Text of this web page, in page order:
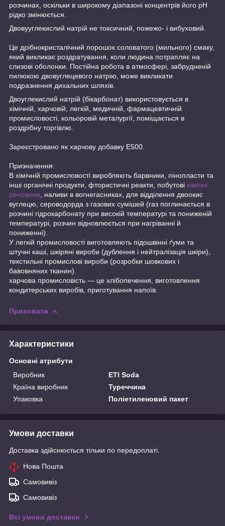
розчинах, оскільки в широкому діапазоні концентрів його pH
рідко змінюється.
Двовууглекислий натрій не токсичний, пожежо- і вибуховий.
Це дрібнокристалічний порошок соловатого (мильного) смаку,
який викликає роздратування, коли людина потрапляє на
слизові оболонки. Постійна робота в атмосфері, забрудненій
пилюкою двовуглецевого натрію, може викликати
подразнення дихальних шляхів.
Двоуглекислий натрій (бікарбонат) використовується в
хімічній, харчовій, легкій, медичній, фармацевтичній
промисловості, кольоровій металургії, поміщається в
роздрібну торгівлю.
Зареєстровано як харчову добавку E500.
Призначення:
В хімічній промисловості виробляють барвники, пінопласти та
інші органічні продукти, фтористичні реакти, побутові хімічні
речовини , наливи в вогнегасниках, для відділення двоокис
вуглецю, сероводорда з газових сумішей (газ поглинається в
розчині гідрокарбонату при високій температурі та пониженій
температурі, розчин відновлюється при нагріванні й
пониженні).
У легкій промисловості виготовляють підошвінні ґуми та
штучні каші, шкіряні вироби (дублення і нейтралізація шкіри),
текстильні промислові вироби (розробки шовкових і
бавовняних тканин).
харчова промисловість — це хлібопечення, виготовлення
кондитерських виробів, приготування напоїв.
Приховати
Характеристики
Основні атрибути
Виробник
ETI Soda
Країна виробник
Туреччина
Упаковка
Поліетиленовий пакет
Умови доставки
Доставка здійснюється тільки по передоплаті.
Нова Пошта
Самовивіз
Самовивіз
Всі умови доставки